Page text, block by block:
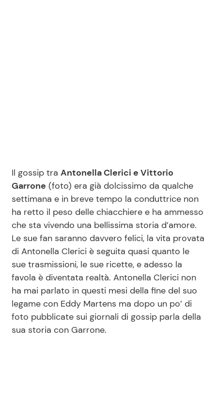
Viaggi e Turismo
Festività
Ricette Feste
Ricette per Bambini
Seguici
Info
Chi siamo
Il gossip tra Antonella Clerici e Vittorio
Garrone (foto) era già dolcissimo da qualche
settimana e in breve tempo la conduttrice non
ha retto il peso delle chiacchiere e ha ammesso
che sta vivendo una bellissima storia d’amore.
Le sue fan saranno davvero felici, la vita provata
di Antonella Clerici è seguita quasi quanto le
sue trasmissioni, le sue ricette, e adesso la
favola è diventata realtà. Antonella Clerici non
ha mai parlato in questi mesi della fine del suo
legame con Eddy Martens ma dopo un po’ di
foto pubblicate sui giornali di gossip parla della
sua storia con Garrone.